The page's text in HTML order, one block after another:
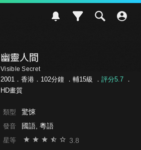
幽靈人間
Visible Secret
2001．香港．102分鐘 ． 輔15級 ． 評分5.7．
HD畫質
類型 驚悚
發音 國語, 粵語
星等 3.8